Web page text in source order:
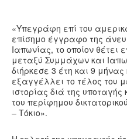
«Υπεγράφη επί του
επίσημο έγγραφο της
Ιαπωνίας, το οποίον θέτει
μεταξύ Συμμάχων και
διήρκεσε 3 έτη και 9
εξαγγέλλει το τέλος του
ιστορίας διά της
του περίφημου
– Τόκιο».